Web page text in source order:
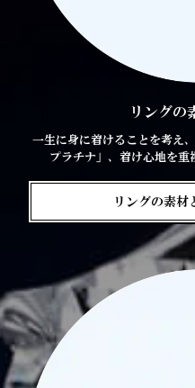
リングの
一生に身に着けることを考え
プラチナ」、着け心地を
リングの素材